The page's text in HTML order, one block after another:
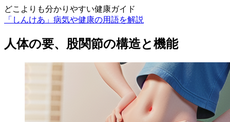
どこよりも分かりやすい健康ガイド
「しんけあ」病気や健康の用語を解説
人体の要、股関節の構造と機能